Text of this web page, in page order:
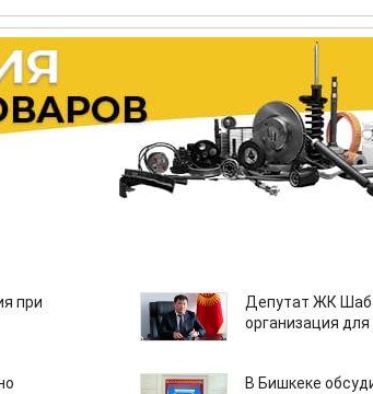
при
Депутат ЖК
организация
В Бишкеке